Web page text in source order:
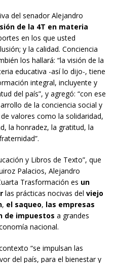
del senador Alejandro
de la 4T en materia
en los que usted
y la calidad. Conciencia
los hallará: “la visión de la
educativa -así lo dijo-, tiene
integral, incluyente y
del país”, y agregó: “con ese
de la conciencia social y
valores como la solidaridad,
la honradez, la gratitud, la
y Libros de Texto”, que
Palacios, Alejandro
Trasformación es un
las prácticas nocivas del viejo
, el saqueo, las empresas
de impuestos a grandes
nacional.
“se impulsan las
del país, para el bienestar y